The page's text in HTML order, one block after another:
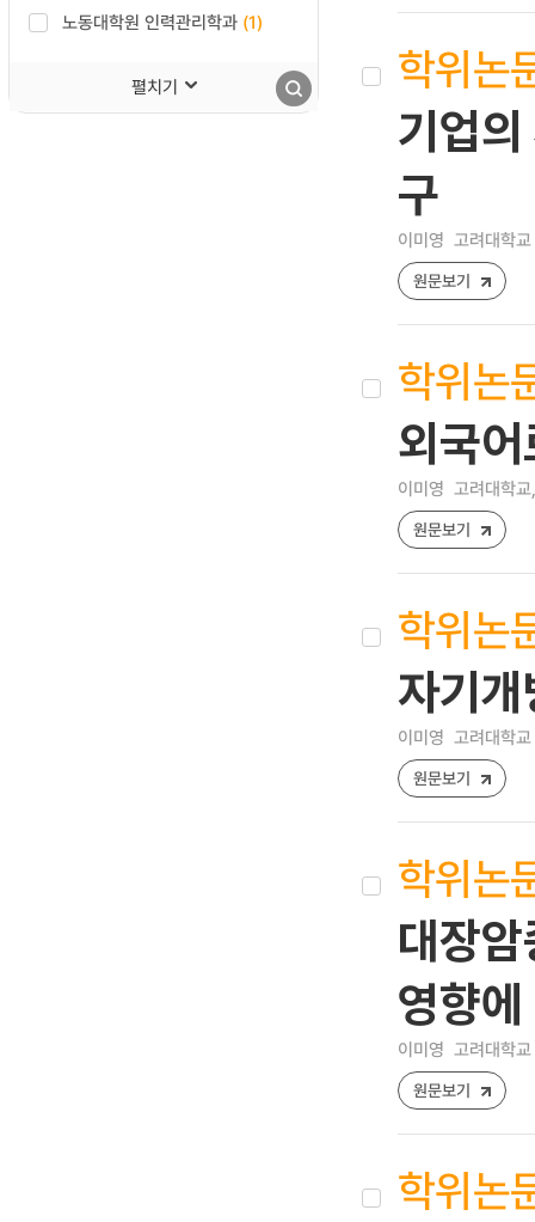
노동대학원 인력관리학과 (1)
펼치기 학위논
기업
구
이미영 고려대학
원문보기
학위논
외국
이미영 고려대학
원문보기
학위논
자기
이미영 고려대학
원문보기
학위논
대장
영향
이미영 고려대학
원문보기
학위논